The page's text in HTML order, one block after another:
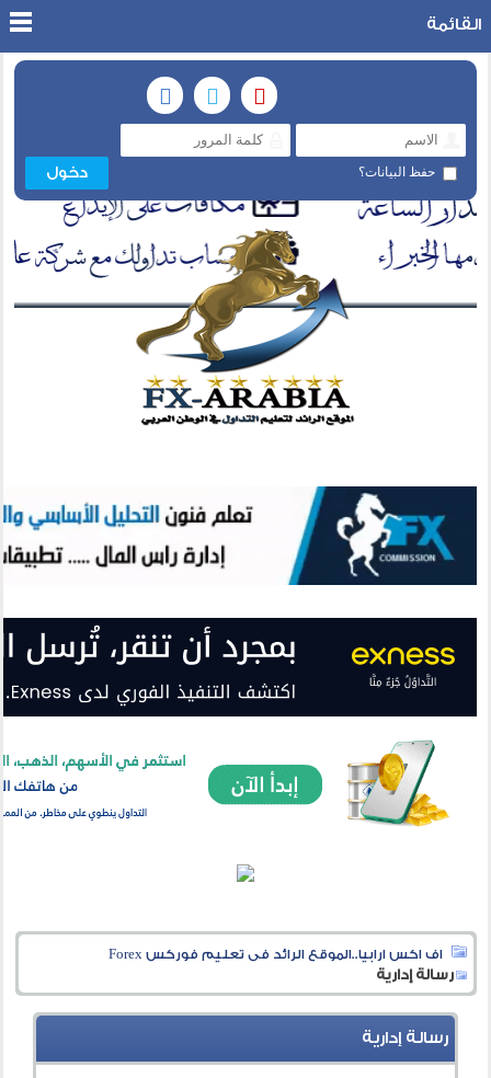
حفظ البيانات؟
القائمة
اف اكس ارابيا..الموقع الرائد فى تعليم فوركس Forex
رسالة إدارية
رسالة إدارية